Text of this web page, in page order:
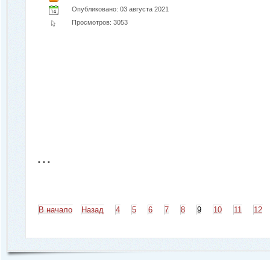
Опубликовано: 03 августа 2021
Просмотров: 3053
...
В начало Назад 4 5 6 7 8 9 10 11 12